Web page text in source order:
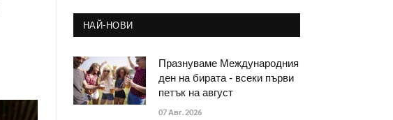
НАЙ-НОВИ
Празнуваме Международния
ден на бирата - всеки първи
петък на август
07 Авг. 2026